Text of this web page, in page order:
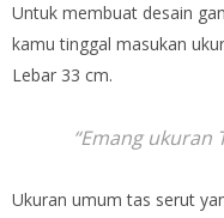
Untuk membuat desain
kamu tinggal masukan
Lebar 33 cm.
“Emang ukuran
Ukuran umum tas serut